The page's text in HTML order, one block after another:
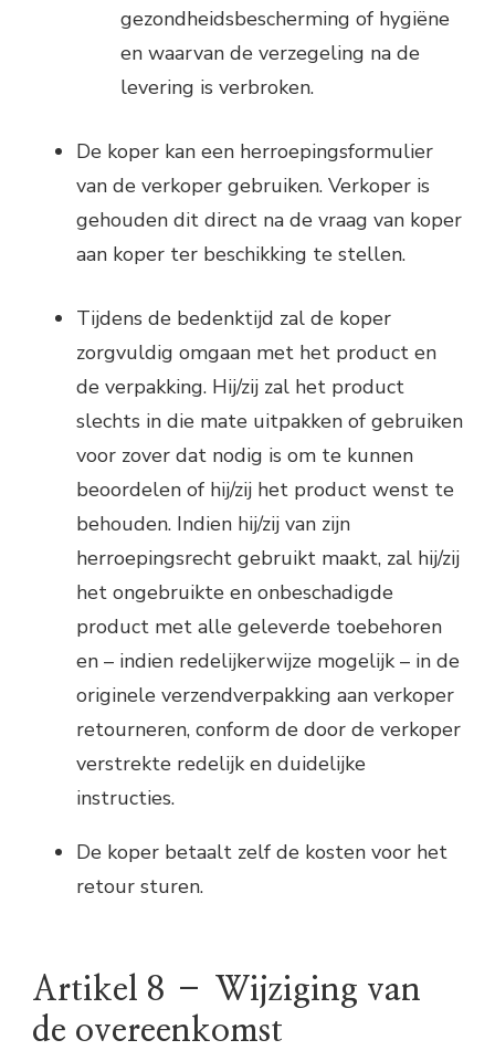
gezondheidsbescherming of hygiëne
en waarvan de verzegeling na de
levering is verbroken.
De koper kan een herroepingsformulier
van de verkoper gebruiken. Verkoper is
gehouden dit direct na de vraag van koper
aan koper ter beschikking te stellen.
Tijdens de bedenktijd zal de koper
zorgvuldig omgaan met het product en
de verpakking. Hij/zij zal het product
slechts in die mate uitpakken of gebruiken
voor zover dat nodig is om te kunnen
beoordelen of hij/zij het product wenst te
behouden. Indien hij/zij van zijn
herroepingsrecht gebruikt maakt, zal hij/zij
het ongebruikte en onbeschadigde
product met alle geleverde toebehoren
en – indien redelijkerwijze mogelijk – in de
originele verzendverpakking aan verkoper
retourneren, conform de door de verkoper
verstrekte redelijk en duidelijke
instructies.
De koper betaalt zelf de kosten voor het
retour sturen.
Artikel 8 – Wijziging van
de overeenkomst